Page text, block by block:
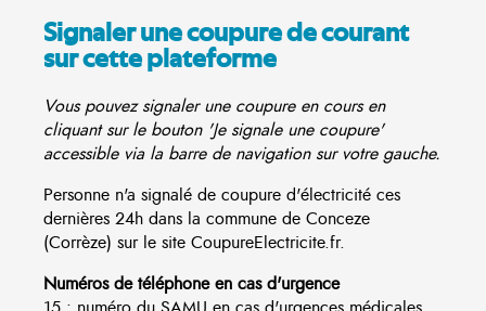
Signaler une coupure de courant
sur cette plateforme
Vous pouvez signaler une coupure en cours en
cliquant sur le bouton 'Je signale une coupure'
accessible via la barre de navigation sur votre gauche.
Personne n'a signalé de coupure d'électricité ces
dernières 24h dans la commune de Conceze
(Corrèze) sur le site CoupureElectricite.fr.
Numéros de téléphone en cas d'urgence